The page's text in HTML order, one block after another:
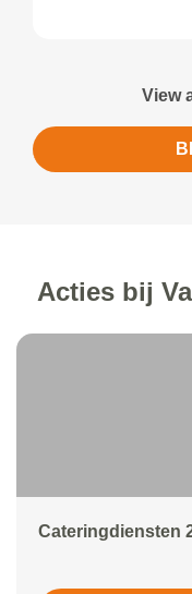
View
Acties bij
Cateringdiensten